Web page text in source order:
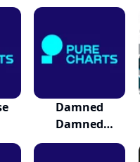
Damned
Damned
Damned